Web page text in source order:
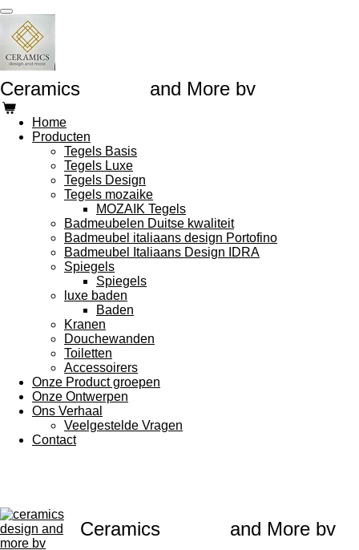
Ga
direct
naar
de
hoofdinhoud
Ceramics and More bv
Home
Producten
Tegels Basis
Tegels Luxe
Tegels Design
Tegels mozaike
MOZAIK Tegels
Badmeubelen Duitse kwaliteit
Badmeubel italiaans design Portofino
Badmeubel Italiaans Design IDRA
Spiegels
Spiegels
luxe baden
Baden
Kranen
Douchewanden
Toiletten
Accessoirers
Onze Product groepen
Onze Ontwerpen
Ons Verhaal
Veelgestelde Vragen
Contact
Ceramics and More bv